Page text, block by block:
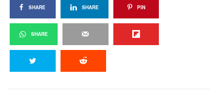
SHARE SHARE PIN
SHARE